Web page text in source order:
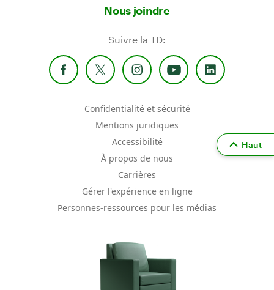
Nous joindre
Suivre la TD:
Confidentialité et sécurité
Mentions juridiques
Accessibilité
À propos de nous
Carrières
Gérer l'expérience en ligne
Personnes-ressources pour les médias
Haut